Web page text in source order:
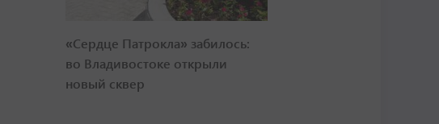
«Сердце Патрокла» забилось:
во Владивостоке открыли
новый сквер